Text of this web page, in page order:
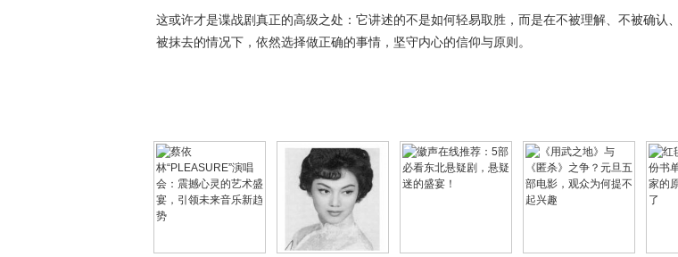
这或许才是谍战剧真正的高级之处：它讲述的不是如何轻易取胜，而是在不被理解、不被确认
被抹去的情况下，依然选择做正确的事情，坚守内心的信仰与原则。